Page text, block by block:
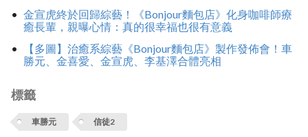
金宣虎終於回歸綜藝！《Bonjour麵包店》化身咖啡師療
癒長輩，親曝心情：真的很幸福也很有意義
【多圖】治癒系綜藝《Bonjour麵包店》製作發佈會！車
勝元、金喜愛、金宣虎、李基澤合體亮相
標籤
車勝元 信徒2